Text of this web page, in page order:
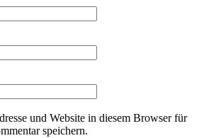
und Website in diesem Browser für
speichern.